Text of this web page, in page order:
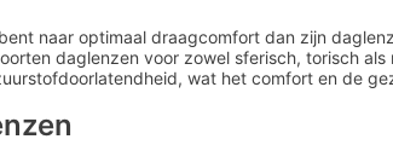
naar optimaal draagcomfort dan zijn
daglenzen voor zowel sferisch, torisch
wat het comfort en de